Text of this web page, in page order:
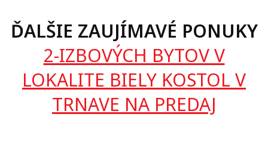
ĎALŠIE ZAUJÍMAVÉ PONUKY
2-IZBOVÝCH BYTOV V
LOKALITE BIELY KOSTOL V
TRNAVE NA PREDAJ